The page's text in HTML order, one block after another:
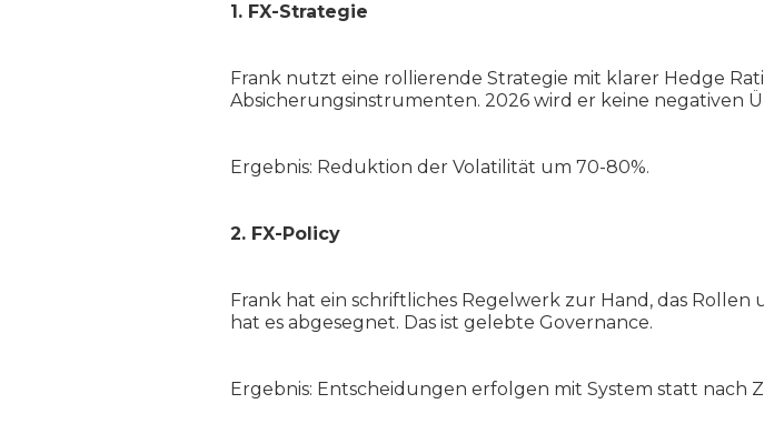
1. FX-Strategie
Frank nutzt eine rollierende Strategie mit klarer Hedge
Absicherungsinstrumenten. 2026 wird er keine negativen
Ergebnis: Reduktion der Volatilität um 70-80%.
2. FX-Policy
Frank hat ein schriftliches Regelwerk zur Hand, das
hat es abgesegnet. Das ist gelebte Governance.
Ergebnis: Entscheidungen erfolgen mit System statt nach